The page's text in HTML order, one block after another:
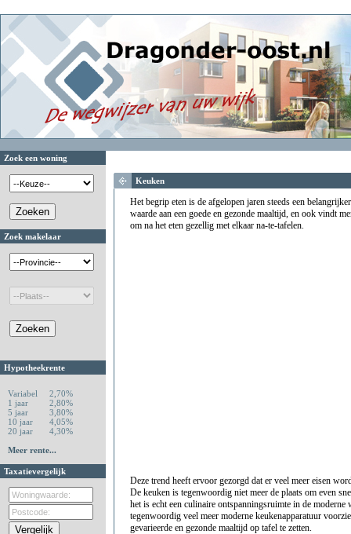
Zoek een woning
Zoek makelaar
Hypotheekrente
Variabel
2,70%
1 jaar
2,80%
5 jaar
3,80%
10 jaar
4,05%
20 jaar
4,30%
Meer rente...
Taxatievergelijk
Keuken
Het begrip eten is de afgelopen jaren steeds een
waarde aan een goede en gezonde maaltijd, en ook vindt
om na het eten gezellig met elkaar na-te-tafelen.
Deze trend heeft ervoor gezorgd dat er veel meer eisen
De keuken is tegenwoordig niet meer de plaats om even
het is echt een culinaire ontspanningsruimte in de
tegenwoordig veel meer moderne keukenapparatuur
gevarieerde en gezonde maaltijd op tafel te zetten.